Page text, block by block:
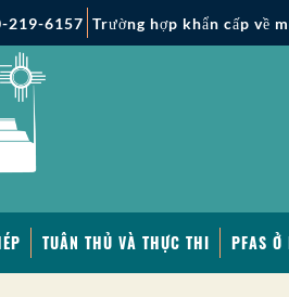
219-6157 Trường hợp khẩn cấp về
TUÂN THỦ VÀ THỰC THI PFAS Ở